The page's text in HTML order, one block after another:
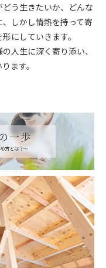
う生きたいか、どんな
しかし情熱を持って寄
にしていきます。
人生に深く寄り添い、
ます。